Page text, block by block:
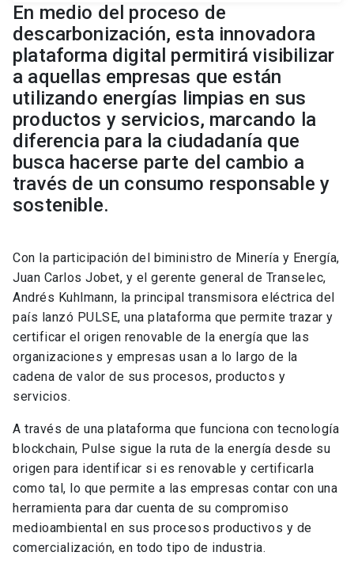
En medio del proceso de
descarbonización, esta innovadora
plataforma digital permitirá visibilizar
a aquellas empresas que están
utilizando energías limpias en sus
productos y servicios, marcando la
diferencia para la ciudadanía que
busca hacerse parte del cambio a
través de un consumo responsable y
sostenible.
Con la participación del biministro de Minería y Energía,
Juan Carlos Jobet, y el gerente general de Transelec,
Andrés Kuhlmann, la principal transmisora eléctrica del
país lanzó PULSE, una plataforma que permite trazar y
certificar el origen renovable de la energía que las
organizaciones y empresas usan a lo largo de la
cadena de valor de sus procesos, productos y
servicios.
A través de una plataforma que funciona con tecnología
blockchain, Pulse sigue la ruta de la energía desde su
origen para identificar si es renovable y certificarla
como tal, lo que permite a las empresas contar con una
herramienta para dar cuenta de su compromiso
medioambiental en sus procesos productivos y de
comercialización, en todo tipo de industria.